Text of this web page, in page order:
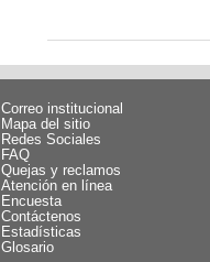
Correo institucional
Mapa del sitio
Redes Sociales
FAQ
Quejas y reclamos
Atención en línea
Encuesta
Contáctenos
Estadísticas
Glosario